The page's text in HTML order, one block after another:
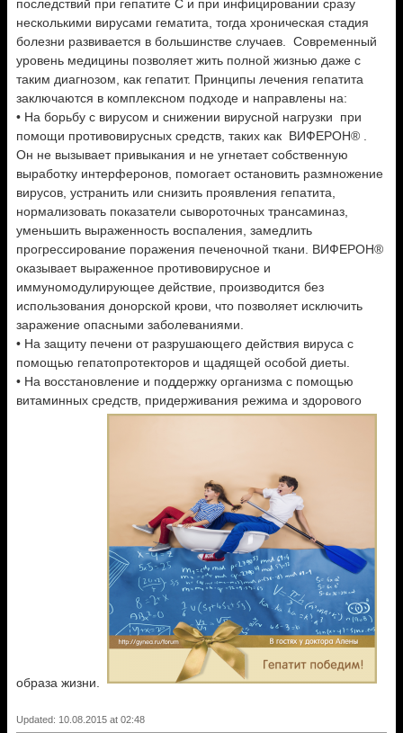
последствий при гепатите С и при инфицировании сразу
несколькими вирусами гематита, тогда хроническая стадия
болезни развивается в большинстве случаев. Современный
уровень медицины позволяет жить полной жизнью даже с
таким диагнозом, как гепатит. Принципы лечения гепатита
заключаются в комплексном подходе и направлены на:
• На борьбу с вирусом и снижении вирусной нагрузки при
помощи противовирусных средств, таких как ВИФЕРОН® .
Он не вызывает привыкания и не угнетает собственную
выработку интерферонов, помогает остановить размножение
вирусов, устранить или снизить проявления гепатита,
нормализовать показатели сывороточных трансаминаз,
уменьшить выраженность воспаления, замедлить
прогрессирование поражения печеночной ткани. ВИФЕРОН®
оказывает выраженное противовирусное и
иммуномодулирующее действие, производится без
использования донорской крови, что позволяет исключить
заражение опасными заболеваниями.
• На защиту печени от разрушающего действия вируса с
помощью гепатопротекторов и щадящей особой диеты.
• На восстановление и поддержку организма с помощью
витаминных средств, придерживания режима и здорового
образа жизни.
Updated: 10.08.2015 at 02:48